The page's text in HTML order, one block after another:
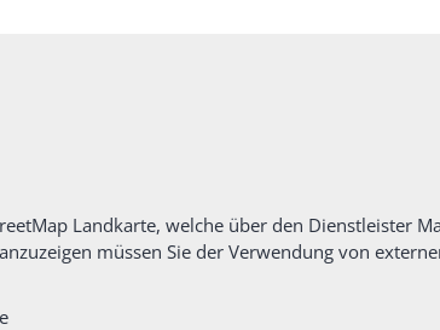
Landkarte, welche über den Dienstleister
müssen Sie der Verwendung von